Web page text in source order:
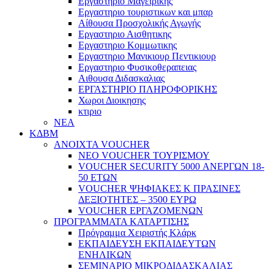
Εργαστηριο τουριστικων και μπαρ
Αίθουσα Προσχολικής Αγωγής
Εργαστηριο Αισθητικης
Εργαστηριο Κομμωτικης
Εργαστηριο Μανικιουρ Πεντικιουρ
Εργαστηριο Φυσικοθεραπειας
Αιθουσα Διδασκαλιας
ΕΡΓΑΣΤΗΡΙΟ ΠΛΗΡΟΦΟΡΙΚΗΣ
Χωροι Διοικησης
κτιριο
ΝΕΑ
ΚΔΒΜ
ΑΝΟΙΧΤΑ VOUCHER
ΝΕΟ VOUCHER ΤΟΥΡΙΣΜΟΥ
VOUCHER SECURITY 5000 ΑΝΕΡΓΩΝ 18-
50 ΕΤΩΝ
VOUCHER ΨΗΦΙΑΚΕΣ Κ ΠΡΑΣΙΝΕΣ
ΔΕΞΙΟΤΗΤΕΣ – 3500 ΕΥΡΩ
VOUCHER ΕΡΓΑΖΟΜΕΝΩΝ
ΠΡΟΓΡΑΜΜΑΤΑ ΚΑΤΑΡΤΙΣΗΣ
Πρόγραμμα Χειριστής Κλάρκ
ΕΚΠΑΙΔΕΥΣΗ ΕΚΠΑΙΔΕΥΤΩΝ
ΕΝΗΛΙΚΩΝ
ΣΕΜΙΝΑΡΙΟ ΜΙΚΡΟΔΙΔΑΣΚΑΛΙΑΣ